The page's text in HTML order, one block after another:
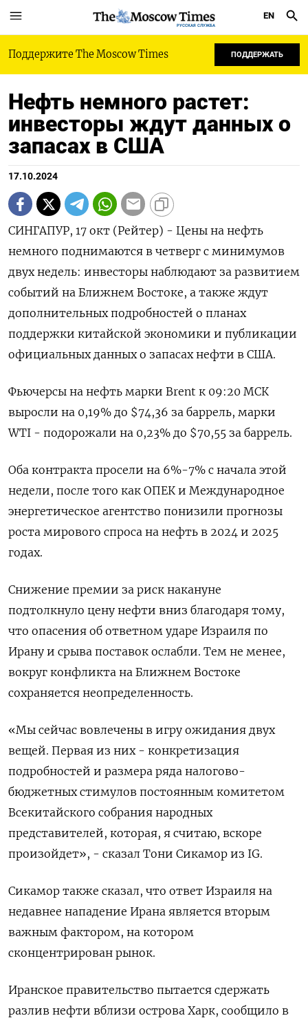
РУССКАЯ СЛУЖБА
EN
Поддержите The Moscow Times ПОДДЕРЖАТЬ
Нефть немного растет:
инвесторы ждут данных о
запасах в США
17.10.2024
СИНГАПУР, 17 окт (Рейтер) - Цены на нефть
немного поднимаются в четверг с минимумов
двух недель: инвесторы наблюдают за развитием
событий на Ближнем Востоке, а также ждут
дополнительных подробностей о планах
поддержки китайской экономики и публикации
официальных данных о запасах нефти в США.
Фьючерсы на нефть марки Brent к 09:20 МСК
выросли на 0,19% до $74,36 за баррель, марки
WTI - подорожали на 0,23% до $70,55 за баррель.
Оба контракта просели на 6%-7% с начала этой
недели, после того как ОПЕК и Международное
энергетическое агентство понизили прогнозы
роста мирового спроса на нефть в 2024 и 2025
годах.
Снижение премии за риск накануне
подтолкнуло цену нефти вниз благодаря тому,
что опасения об ответном ударе Израиля по
Ирану и срыва поставок ослабли. Тем не менее,
вокруг конфликта на Ближнем Востоке
сохраняется неопределенность.
«Мы сейчас вовлечены в игру ожидания двух
вещей. Первая из них - конкретизация
подробностей и размера ряда налогово-
бюджетных стимулов постоянным комитетом
Всекитайского собрания народных
представителей, которая, я считаю, вскоре
произойдет», - сказал Тони Сикамор из IG.
Сикамор также сказал, что ответ Израиля на
недавнее нападение Ирана является вторым
важным фактором, на котором
сконцентрирован рынок.
Иранское правительство пытается сдержать
разлив нефти вблизи острова Харк, сообщило в